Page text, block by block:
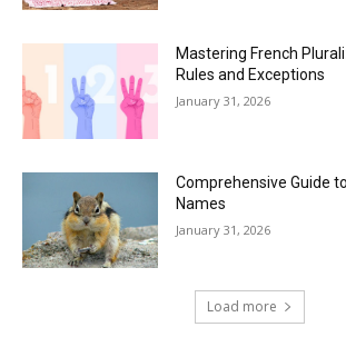
Mastering French
Rules and Exceptions
January 31, 2026
Comprehensive Guide
Names
January 31, 2026
Load more